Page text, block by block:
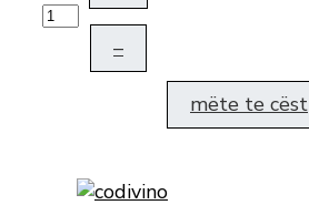
–
mëte te cëst